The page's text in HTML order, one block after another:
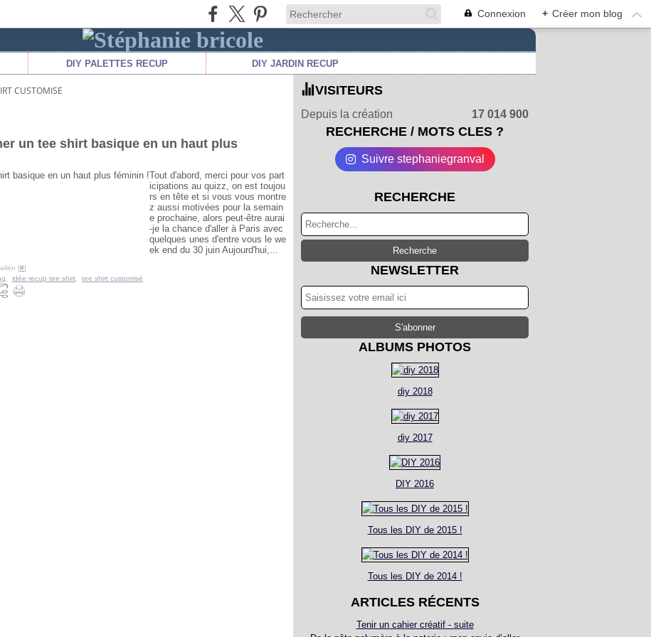
Connexion + Créer mon blog
DIY PALETTES RECUP DIY JARDIN RECUP
CUSTOMISE
un tee shirt basique en un haut plus
Tout d'abord, merci pour vos part
icipations au quizz, on est toujou
rs en tête et si vous vous montre
z aussi motivées pour la semain
e prochaine, alors peut-être aurai
-je la chance d'aller à Paris avec
quelques unes d'entre vous le we
ek end du 30 juin Aujourd'hui,...
[#]
idée recup tee shirt tee shirt customisé
VISITEURS
Depuis la création 17 014 900
RECHERCHE / MOTS CLES ?
Suivre stephaniegranval
RECHERCHE
NEWSLETTER
ALBUMS PHOTOS
diy 2018
diy 2017
DIY 2016
Tous les DIY de 2015 !
Tous les DIY de 2014 !
ARTICLES RÉCENTS
Tenir un cahier créatif - suite